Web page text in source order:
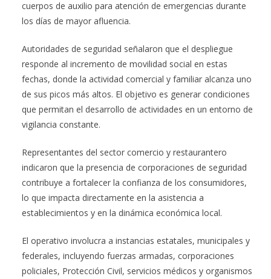
cuerpos de auxilio para atención de emergencias durante
los días de mayor afluencia.
Autoridades de seguridad señalaron que el despliegue
responde al incremento de movilidad social en estas
fechas, donde la actividad comercial y familiar alcanza uno
de sus picos más altos. El objetivo es generar condiciones
que permitan el desarrollo de actividades en un entorno de
vigilancia constante.
Representantes del sector comercio y restaurantero
indicaron que la presencia de corporaciones de seguridad
contribuye a fortalecer la confianza de los consumidores,
lo que impacta directamente en la asistencia a
establecimientos y en la dinámica económica local.
El operativo involucra a instancias estatales, municipales y
federales, incluyendo fuerzas armadas, corporaciones
policiales, Protección Civil, servicios médicos y organismos